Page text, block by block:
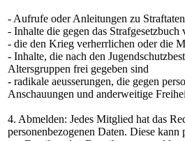
- Aufrufe oder Anleitungen zu Straftaten
- Inhalte die gegen das Strafgesetzbuch
- die den Krieg verherrlichen oder die
- Inhalte, die nach den
Altersgruppen frei gegeben sind
- radikale aeusserungen, die gegen
Anschauungen und anderweitige
4. Abmelden: Jedes Mitglied hat das
personenbezogenen Daten. Diese